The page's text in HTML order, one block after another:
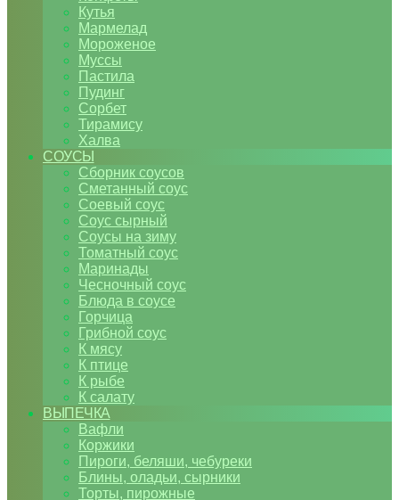
Кутья
Мармелад
Мороженое
Муссы
Пастила
Пудинг
Сорбет
Тирамису
Халва
СОУСЫ
Сборник соусов
Сметанный соус
Соевый соус
Соус сырный
Соусы на зиму
Томатный соус
Маринады
Чесночный соус
Блюда в соусе
Горчица
Грибной соус
К мясу
К птице
К рыбе
К салату
ВЫПЕЧКА
Вафли
Коржики
Пироги, беляши, чебуреки
Блины, оладьи, сырники
Торты, пирожные